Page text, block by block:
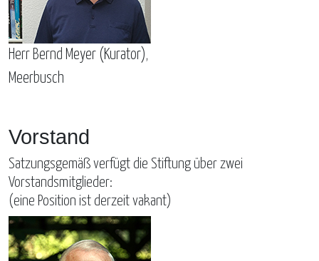
Herr Bernd Meyer (Kurator),
Meerbusch
Vorstand
Satzungsgemäß verfügt die Stiftung über zwei
Vorstandsmitglieder:
(eine Position ist derzeit vakant)